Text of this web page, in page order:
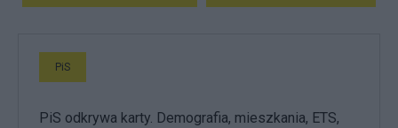
PiS
PiS odkrywa karty. Demografia, mieszkania, ETS,